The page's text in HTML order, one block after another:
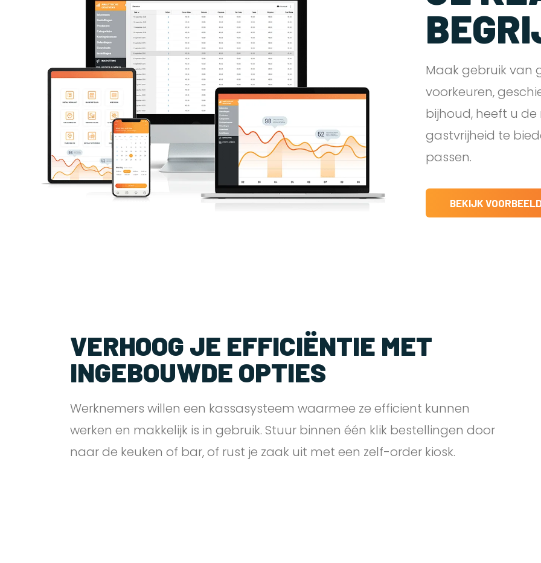
Maak gebruik van
voorkeuren,
bijhoud, heeft u
gastvrijheid te
passen.
BEKIJK
VERHOOG JE EFFICIËNTIE MET
INGEBOUWDE OPTIES
Werknemers willen een kassasysteem waarmee ze efficient kunnen
werken en makkelijk is in gebruik. Stuur binnen één klik bestellingen door
naar de keuken of bar, of rust je zaak uit met een zelf-order kiosk.